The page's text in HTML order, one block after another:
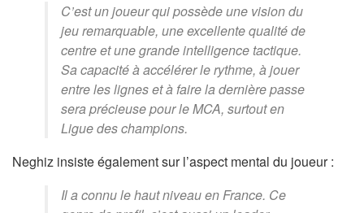
C’est un joueur qui possède une vision du
jeu remarquable, une excellente qualité de
centre et une grande intelligence tactique.
Sa capacité à accélérer le rythme, à jouer
entre les lignes et à faire la dernière passe
sera précieuse pour le MCA, surtout en
Ligue des champions.
Neghiz insiste également sur l’aspect mental du joueur :
Il a connu le haut niveau en France. Ce